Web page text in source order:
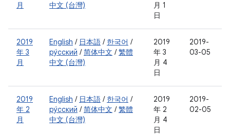
月
中文 (台灣)
月 1
日
2019
年 3
月
English / 日本語 / 한국어 /
ру́сский /简体中文 /繁體
中文 (台灣)
2019
年 3
月 4
日
2019-
03-05
2019
年 2
月
English / 日本語 / 한국어 /
ру́сский /简体中文 /繁體
中文 (台灣)
2019
年 2
月 4
日
2019-
02-05